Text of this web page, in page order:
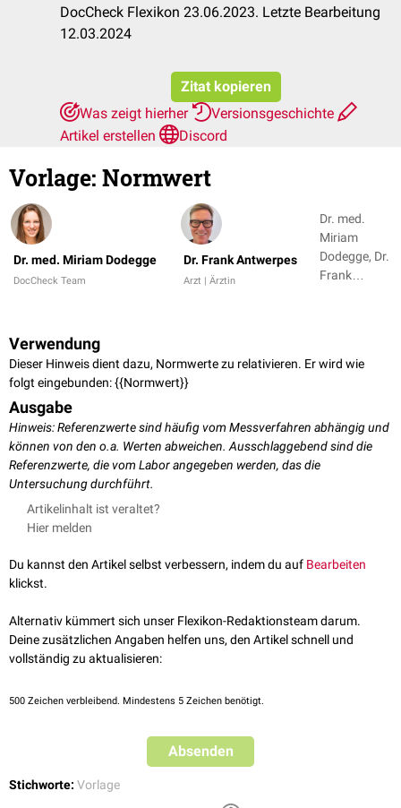
DocCheck Flexikon 23.06.2023. Letzte Bearbeitung
12.03.2024
Zitat kopieren
Was zeigt hierher
Versionsgeschichte
Artikel erstellen
Discord
Vorlage: Normwert
Dr. med. Miriam Dodegge
DocCheck Team
Dr. Frank Antwerpes
Arzt | Ärztin
Dr. med.
Miriam
Dodegge, Dr.
Frank
Verwendung
Dieser Hinweis dient dazu, Normwerte zu relativieren. Er wird wie
folgt eingebunden: {{Normwert}}
Ausgabe
Hinweis: Referenzwerte sind häufig vom Messverfahren abhängig und
können von den o.a. Werten abweichen. Ausschlaggebend sind die
Referenzwerte, die vom Labor angegeben werden, das die
Untersuchung durchführt.
Artikelinhalt ist veraltet?
Hier melden
Du kannst den Artikel selbst verbessern, indem du auf Bearbeiten
klickst.
Alternativ kümmert sich unser Flexikon-Redaktionsteam darum.
Deine zusätzlichen Angaben helfen uns, den Artikel schnell und
vollständig zu aktualisieren:
500 Zeichen verbleibend. Mindestens 5 Zeichen benötigt.
Absenden
Stichworte: Vorlage